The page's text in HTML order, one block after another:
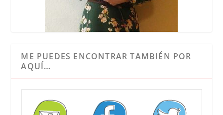
ME PUEDES ENCONTRAR TAMBIÉN POR
AQUÍ…